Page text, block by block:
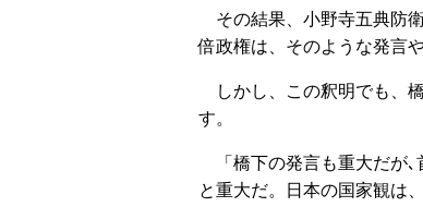
その結果、小野寺五典防
倍政権は、そのような発言
しかし、この釈明でも、
す。
「橋下の発言も重大だが､
と重大だ。日本の国家観は